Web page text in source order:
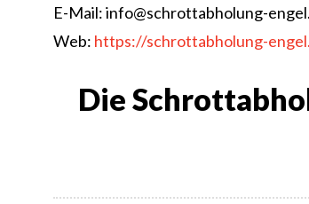
E-Mail: info@schrottabholung-
Web: https://schrottabholung-
Die